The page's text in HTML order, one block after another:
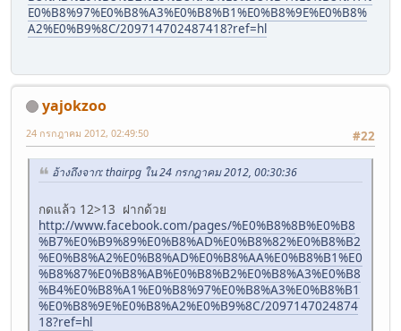
E0%B8%97%E0%B8%A3%E0%B8%B1%E0%B8%9E%E0%B8%
A2%E0%B9%8C/209714702487418?ref=hl
yajokzoo
#22
24 กรกฎาคม 2012, 02:49:50
อ้างถึงจาก: thairpg ใน 24 กรกฎาคม 2012, 00:30:36
กดแล้ว 12>13 ฝากด้วย
http://www.facebook.com/pages/%E0%B8%8B%E0%B8
%B7%E0%B9%89%E0%B8%AD%E0%B8%82%E0%B8%B2
%E0%B8%A2%E0%B8%AD%E0%B8%AA%E0%B8%B1%E0
%B8%87%E0%B8%AB%E0%B8%B2%E0%B8%A3%E0%B8
%B4%E0%B8%A1%E0%B8%97%E0%B8%A3%E0%B8%B1
%E0%B8%9E%E0%B8%A2%E0%B9%8C/2097147024874
18?ref=hl